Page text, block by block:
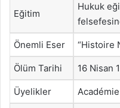
Eğitim
Hukuk
Önemli Eser “Histoire
Ölüm Tarihi 16 Nisan
Üyelikler